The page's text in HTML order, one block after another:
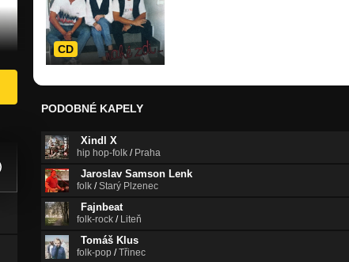
CD
PODOBNÉ KAPELY
Xindl X
hip hop-folk / Praha
Jaroslav Samson Lenk
folk /Starý Plzenec
Fajnbeat
folk-rock / Liteň
Tomáš Klus
folk-pop /Třinec